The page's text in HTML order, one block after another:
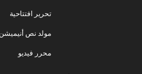
تحرير افتتاحية
مولد نص أنيميشن
محرر فيديو